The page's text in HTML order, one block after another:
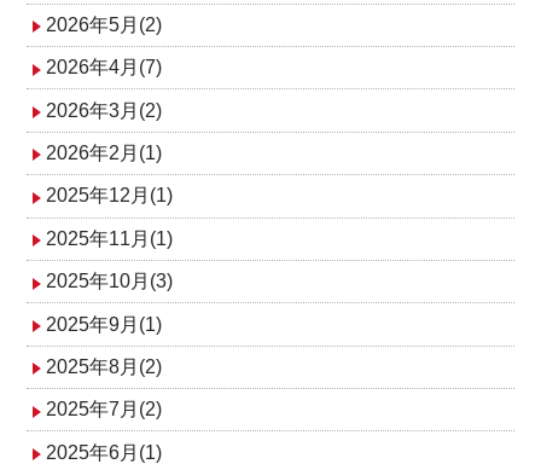
ー
シ
ョ
ン
2026年5月(2)
2026年4月(7)
2026年3月(2)
2026年2月(1)
2025年12月(1)
2025年11月(1)
2025年10月(3)
2025年9月(1)
2025年8月(2)
2025年7月(2)
2025年6月(1)